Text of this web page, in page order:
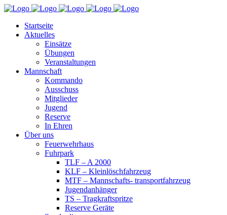
Startseite
Aktuelles
Einsätze
Übungen
Veranstaltungen
Mannschaft
Kommando
Ausschuss
Mitglieder
Jugend
Reserve
In Ehren
Über uns
Feuerwehrhaus
Fuhrpark
TLF – A 2000
KLF – Kleinlöschfahrzeug
MTF – Mannschafts- transportfahrzeug
Jugendanhänger
TS – Tragkraftspritze
Reserve Geräte